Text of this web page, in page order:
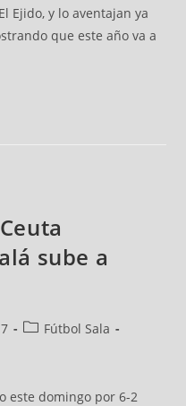
Ejido, y lo aventajan ya
que este año va a
sube a
Fútbol Sala
este domingo por 6-2